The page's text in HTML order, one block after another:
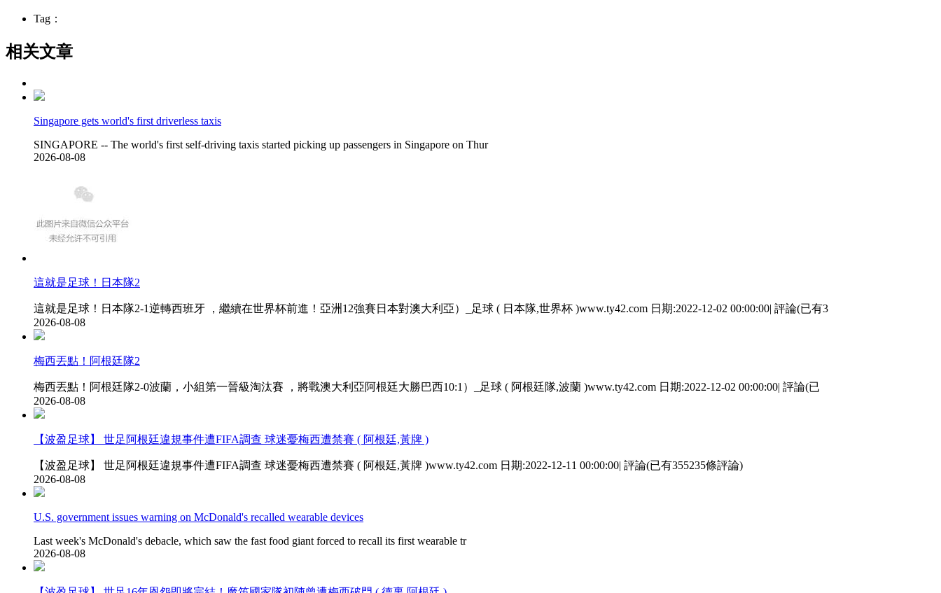
Tag：
相关文章
Singapore gets world's first driverless taxis
SINGAPORE -- The world's first self-driving taxis started picking up passengers in Singapore on Thur
2026-08-08
這就是足球！日本隊2
這就是足球！日本隊2-1逆轉西班牙 ，繼續在世界杯前進！亞洲12強賽日本對澳大利亞）_足球 ( 日本隊,世界杯 )www.ty42.com 日期:2022-12-02 00:00:00| 評論(已有3
2026-08-08
梅西丟點！阿根廷隊2
梅西丟點！阿根廷隊2-0波蘭，小組第一晉級淘汰賽 ，將戰澳大利亞阿根廷大勝巴西10:1）_足球 ( 阿根廷隊,波蘭 )www.ty42.com 日期:2022-12-02 00:00:00| 評論(已
2026-08-08
【波盈足球】 世足阿根廷違規事件遭FIFA調查 球迷憂梅西遭禁賽 ( 阿根廷,黃牌 )
【波盈足球】 世足阿根廷違規事件遭FIFA調查 球迷憂梅西遭禁賽 ( 阿根廷,黃牌 )www.ty42.com 日期:2022-12-11 00:00:00| 評論(已有355235條評論)
2026-08-08
U.S. government issues warning on McDonald's recalled wearable devices
Last week's McDonald's debacle, which saw the fast food giant forced to recall its first wearable tr
2026-08-08